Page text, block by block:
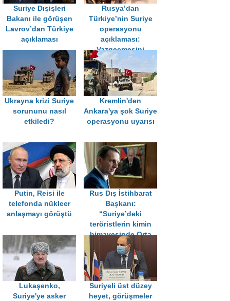
Suriye Dışişleri
Bakanı ile görüşen
Lavrov’dan Türkiye
açıklaması
Rusya’dan
Türkiye’nin Suriye
operasyonu
açıklaması:
Vazgeçmesini
umuyoruz
Ukrayna krizi Suriye
sorununu nasıl
etkiledi?
Kremlin'den
Ankara'ya şok Suriye
operasyonu uyarısı
Putin, Reisi ile
telefonda nükleer
anlaşmayı görüştü
Rus Dış İstihbarat
Başkanı:
‘‘Suriye’deki
teröristlerin kimin
himayesinde Orta
Asya’ya taşındığını
biliyorduk”
Lukaşenko,
Suriye'ye asker
Suriyeli üst düzey
heyet, görüşmeler